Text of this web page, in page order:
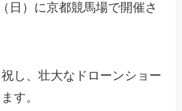
日）に京都競馬場で開催さ
し、壮大なドローンショー
す。